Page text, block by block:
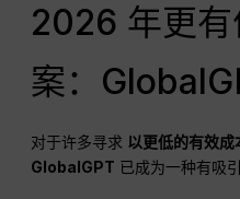
2026 年更
案：
对于许多寻求 以更低的有效
GlobalGPT 已成为一种有吸